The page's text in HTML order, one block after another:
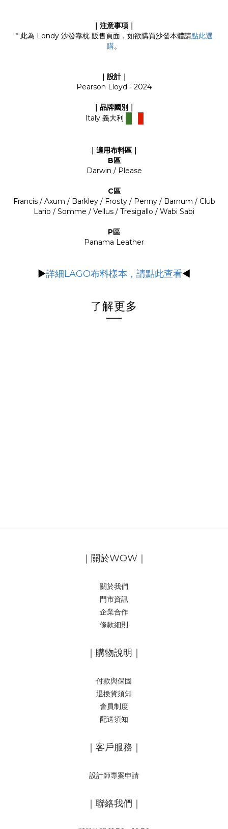
｜注意事項｜
* 此為 Londy 沙發靠枕 販售頁面，如欲購買沙發本體請點此選
購。
｜設計｜
Pearson Lloyd - 2024
｜品牌國別｜
Italy 義大利
｜適用布料區｜
B區
Darwin / Please
C區
Francis / Axum / Barkley / Frosty / Penny / Barnum / Club
Lario / Somme / Vellus / Tresigallo / Wabi Sabi
P區
Panama Leather
▶詳細LAGO布料樣本，請點此查看◀
了解更多
｜關於WOW｜
關於我們
門市資訊
企業合作
條款細則
｜購物說明｜
付款與保固
退換貨須知
會員制度
配送須知
｜客戶服務｜
設計師專案申請
｜聯絡我們｜